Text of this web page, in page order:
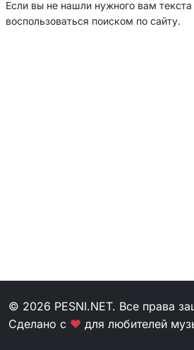
Если вы не нашли нужного вам
воспользоваться поиском по сайту.
© 2026 PESNI.NET. Все права
Сделано с ❤ для любителей